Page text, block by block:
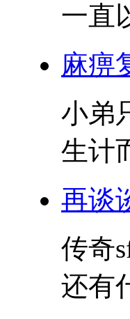
一直
麻痹
小弟
生计
再谈
传奇
还有